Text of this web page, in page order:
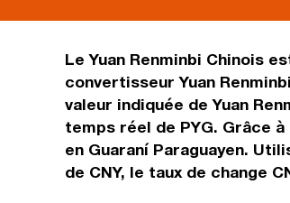
Le Yuan Renminbi Chinois
convertisseur Yuan
valeur indiquée de Yuan
temps réel de PYG. Grâce
en Guaraní Paraguayen.
de CNY, le taux de change